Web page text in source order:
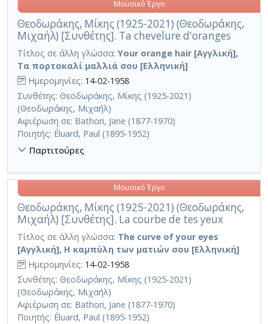
Θεοδωράκης, Μίκης (1925-2021) (Θεοδωράκης,
Μιχαήλ) [Συνθέτης]. Ta chevelure d'oranges
Μουσικό Έργο
Τίτλος σε άλλη γλώσσα: Your orange hair [Αγγλική],
Τα πορτοκαλί μαλλιά σου [Ελληνική]
Ημερομηνίες: 14-02-1958
Συνθέτης: Θεοδωράκης, Μίκης (1925-2021)
(Θεοδωράκης, Μιχαήλ)
Αφιέρωση σε: Bathori, Jane (1877-1970)
Ποιητής: Éluard, Paul (1895-1952)
Παρτιτούρες
Θεοδωράκης, Μίκης (1925-2021) (Θεοδωράκης,
Μιχαήλ) [Συνθέτης]. La courbe de tes yeux
Μουσικό Έργο
Τίτλος σε άλλη γλώσσα: The curve of your eyes
[Αγγλική], Η καμπύλη των ματιών σου [Ελληνική]
Ημερομηνίες: 14-02-1958
Συνθέτης: Θεοδωράκης, Μίκης (1925-2021)
(Θεοδωράκης, Μιχαήλ)
Αφιέρωση σε: Bathori, Jane (1877-1970)
Ποιητής: Éluard, Paul (1895-1952)